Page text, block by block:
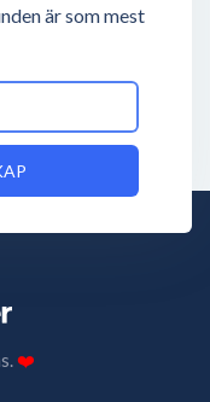
är som mest
❤️